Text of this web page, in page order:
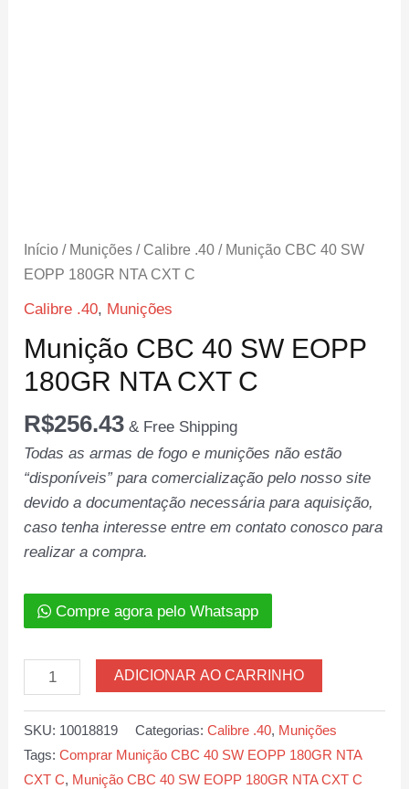
Início / Munições / Calibre .40 / Munição CBC 40 SW
EOPP 180GR NTA CXT C
Calibre .40, Munições
Munição CBC 40 SW EOPP
180GR NTA CXT C
R$256.43 & Free Shipping
Todas as armas de fogo e munições não estão
“disponíveis” para comercialização pelo nosso site
devido a documentação necessária para aquisição,
caso tenha interesse entre em contato conosco para
realizar a compra.
Compre agora pelo Whatsapp
Munição
CBC
ADICIONAR AO CARRINHO
SKU: 10018819 Categorias:Calibre .40, Munições
Tags:Comprar Munição CBC 40 SW EOPP 180GR NTA
CXT C, Munição CBC 40 SW EOPP 180GR NTA CXT C